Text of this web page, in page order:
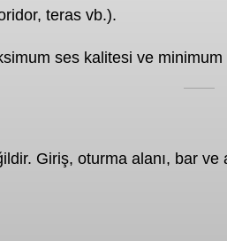
teras vb.).
ses kalitesi ve minimum
Giriş, oturma alanı, bar